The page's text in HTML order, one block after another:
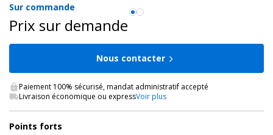
Sur commande
Prix sur demande
Nous contacter
Paiement 100% sécurisé, mandat administratif accepté
Livraison économique ou expressVoir plus
Points forts